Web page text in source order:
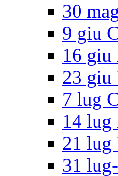
30
9 giu
16 giu
23 giu
7 lug
14 lug
21 lug
31